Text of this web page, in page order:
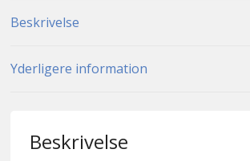
Beskrivelse
Yderligere information
Beskrivelse